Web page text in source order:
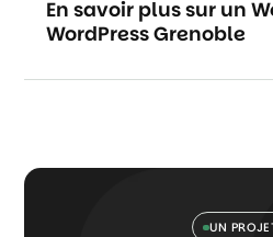
En savoir plus sur un
WordPress Grenoble
UN